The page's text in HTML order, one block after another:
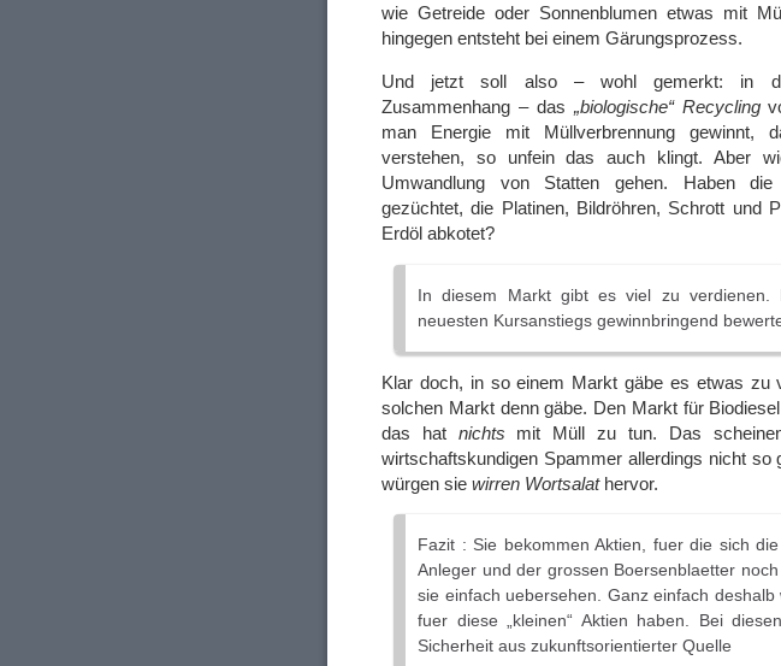
wie Getreide oder Sonnenblumen etwas mit
hingegen entsteht bei einem Gärungsprozess.
Und jetzt soll also – wohl gemerkt: in
Zusammenhang – das „biologische“ Recycling
man Energie mit Müllverbrennung
verstehen, so unfein das auch klingt. Aber
Umwandlung von Statten gehen. Haben
gezüchtet, die Platinen, Bildröhren, Schrott und
Erdöl abkotet?
In diesem Markt gibt es viel zu verdienen.
neuesten Kursanstiegs gewinnbringend
Klar doch, in so einem Markt gäbe es etwas zu
solchen Markt denn gäbe. Den Markt für
das hat nichts mit Müll zu tun. Das
wirtschaftskundigen Spammer allerdings nicht so
würgen sie wirren Wortsalathervor.
Fazit : Sie bekommen Aktien, fuer die sich
Anleger und der grossen Boersenblaetter
sie einfach uebersehen. Ganz einfach
fuer diese „kleinen“ Aktien haben. Bei
Sicherheit aus zukunftsorientierter Quelle